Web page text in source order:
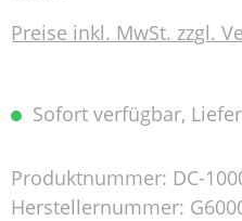
Preise inkl. MwSt. zzgl.
Sofort verfügbar,
Produktnummer: DC-
Herstellernummer: